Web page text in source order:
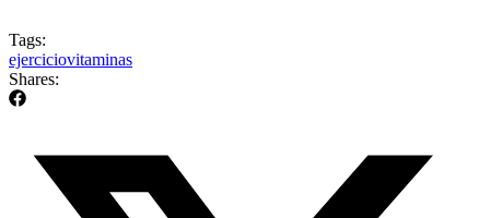
Tags:
ejerciciovitaminas
Shares: